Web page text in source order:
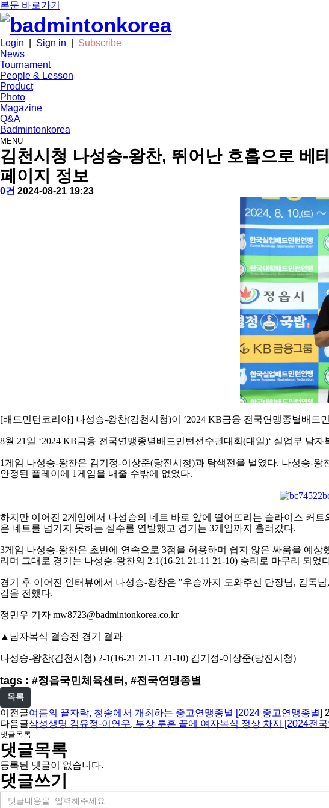
본문 바로가기
Login Sign in
Subscribe
News
Tournament
People & Lesson
Product
Photo
Magazine
Q&A
Badmintonkorea
MENU
news
김천시청 나성승-왕찬, 뛰어난 호흡으로 베
페이지 정보
작
배
댓
0건 작
2024-08-21 19:23
[배드민턴코리아] 나성승-왕찬(김천시청)이 ‘2024 KB금융 전국연맹종별배드
8월 21 일 ‘2024 KB금융 전국연맹종별배드민턴선수권대회 (대일)‘ 실업부 남자
1게임 나성승-왕찬은 김기정-이상준(당진시청)과 탐색전을 벌였다. 나성승-왕
안정된 플레이에 1게임을 내줄 수밖에 없었다.
하지만 이어진 2게임에서 나성승의 네트 바로 앞에 떨어뜨리는 슬라이스 커
은 네트를 넘기지 못하는 실수를 연발했고 경기는 3게임까지 흘러갔다.
3게임 나성승-왕찬은 초반에 연속으로 3점을 허용하며 쉽지 않은 싸움을 예상
리며 그대로 경기는 나성승-왕찬의 2-1(16-21 21-11 21-10) 승리로 마무리 되었
경기 후 이어진 인터뷰에서 나성승-왕찬은 "우승까지 도와주신 단장님, 감독님,
감을 전했다.
정민우 기자 mw8723@badmintonkorea.co.kr
▲ 남자복식 결승전 경기 결과
나성승-왕찬(김천시청) 2-1(16-21 21-11 21-10) 김기정-이상준(당진시청)
tags : #정읍국민체육센터, #전국연맹종별
목록
이전글여름의 끝자락, 청송에서 개최하는 중고연맹종별 [2024 중고연맹종별]
다음글삼성생명 김유정-이연우, 부상 투혼 끝에 여자복식 정상 차지 [2024전
댓글목록
댓글목록
등록된 댓글이 없습니다.
댓글쓰기
내